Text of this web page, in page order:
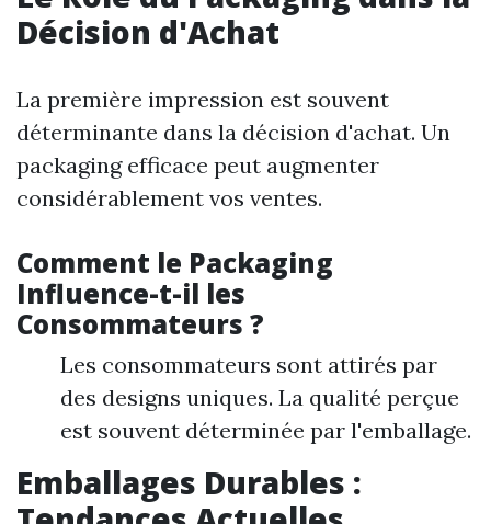
Décision d'Achat
La première impression est souvent
déterminante dans la décision d'achat. Un
packaging efficace peut augmenter
considérablement vos ventes.
Comment le Packaging
Influence-t-il les
Consommateurs ?
Les consommateurs sont attirés par
des designs uniques. La qualité perçue
est souvent déterminée par l'emballage.
Emballages Durables :